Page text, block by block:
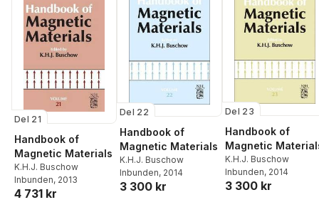
Del 21
Handbook of
Magnetic Materials
K.H.J. Buschow
Inbunden, 2013
4 731 kr
Del 22
Handbook of
Magnetic Materials
K.H.J. Buschow
Inbunden, 2014
3 300 kr
Del 23
Handbook of
Magnetic
K.H.J. Buschow
Inbunden, 2014
3 300 kr